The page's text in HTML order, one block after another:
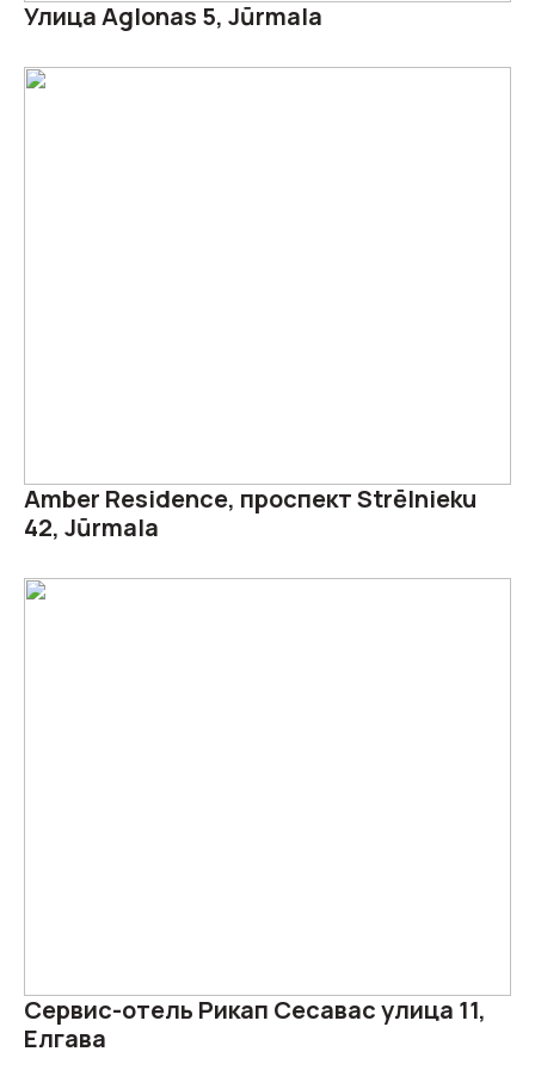
Улица Aglonas 5, Jūrmala
Amber Residence, проспект Strēlnieku
42, Jūrmala
Сервис-отель Рикап Сесавас улица 11,
Елгава